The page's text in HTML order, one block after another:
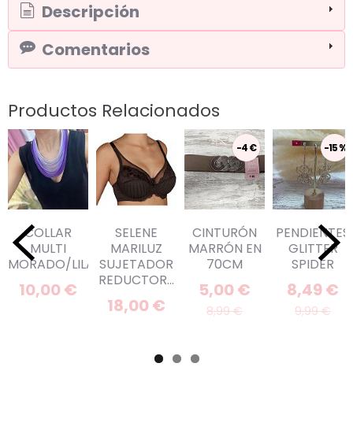
Descripción
Comentarios
Productos Relacionados
COLLAR
MULTI
MORADO/LILA
10,00 €
SELENE
MARILUZ
SUJETADOR
REDUCTOR...
18,00 €
-4 €
CINTURÓN
MARRÓN EN
70CM
5,00 €
8,99 €
-15 %
PENDIENTES
GLITTER
SPIDER
8,49 €
9,99 €